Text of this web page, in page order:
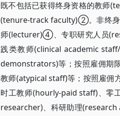
既不包括已获得终身资格的教师
(tenure-track faculty)②。非终身
师(lecturer)④、专职研究人员
践类教师(clinical academic
demonstrators)等；按照雇佣期
教师(atypical staff)等；按照雇
时工教师(hourly-paid staff)、
researcher)、科研助理